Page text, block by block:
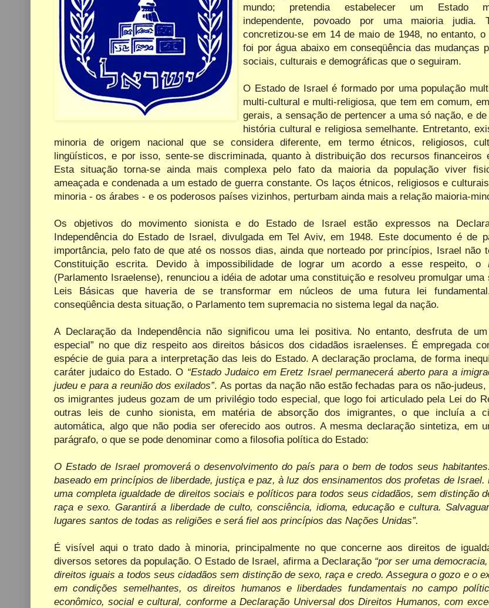
mundo; pretendia estabelecer um Estado
independente, povoado por uma maioria judia.
concretizou-se em 14 de maio de 1948, no entanto, o
foi por água abaixo em conseqüência das mudanças
sociais, culturais e demográficas que o seguiram.
O Estado de Israel é formado por uma população
multi-cultural e multi-religiosa, que tem em comum,
gerais, a sensação de pertencer a uma só nação, e
história cultural e religiosa semelhante. Entretanto,
minoria de origem nacional que se considera diferente, em termo étnicos, religiosos,
lingüísticos, e por isso, sente-se discriminada, quanto à distribuição dos recursos financeiros
Esta situação torna-se ainda mais complexa pelo fato da maioria da população viver
ameaçada e condenada a um estado de guerra constante. Os laços étnicos, religiosos e
minoria - os árabes - e os poderosos países vizinhos, perturbam ainda mais a relação maioria-
Os objetivos do movimento sionista e do Estado de Israel estão expressos na
Independência do Estado de Israel, divulgada em Tel Aviv, em 1948. Este documento é de
importância, pelo fato de que até os nossos dias, ainda que norteado por princípios, Israel não
Constituição escrita. Devido à impossibilidade de lograr um acordo a esse respeito, o
(Parlamento Israelense), renunciou a idéia de adotar uma constituição e resolveu promulgar uma
Leis Básicas que haveria de se transformar em núcleos de uma futura lei
conseqüência desta situação, o Parlamento tem supremacia no sistema legal da nação.
A Declaração da Independência não significou uma lei positiva. No entanto, desfruta de um
especial” no que diz respeito aos direitos básicos dos cidadãos israelenses. É empregada
espécie de guia para a interpretação das leis do Estado. A declaração proclama, de forma
caráter judaico do Estado. O “Estado Judaico em Eretz Israelpermanecerá aberto para a
judeu e para a reunião dos exilados”. As portas da nação não estão fechadas para os não-judeus,
os imigrantes judeus gozam de um privilégio todo especial, que logo foi articulado pela Lei do
outras leis de cunho sionista, em matéria de absorção dos imigrantes, o que incluía a
automática, algo que não podia ser oferecido aos outros. A mesma declaração sintetiza, em
parágrafo, o que se pode denominar como a filosofia política do Estado:
O Estado de Israel promoverá o desenvolvimento do país para o bem de todos seus
baseado em princípios de liberdade, justiça e paz, à luz dos ensinamentos dos profetas de Israel.
uma completa igualdade de direitos sociais e políticos para todos seus cidadãos, sem distinção
raça e sexo. Garantirá a liberdade de culto, consciência, idioma, educação e cultura.
lugares santos de todas as religiões e será fiel aos princípios das Nações Unidas”.
É visível aqui o trato dado à minoria, principalmente no que concerne aos direitos de
diversos setores da população. O Estado de Israel, afirma a Declaração “por ser uma
direitos iguais a todos seus cidadãos sem distinção de sexo, raça e credo. Assegura o gozo e o
em condições semelhantes, os direitos humanos e liberdades fundamentais no campo
econômico, social e cultural, conforme a Declaração Universal dos Direitos Humanos, com